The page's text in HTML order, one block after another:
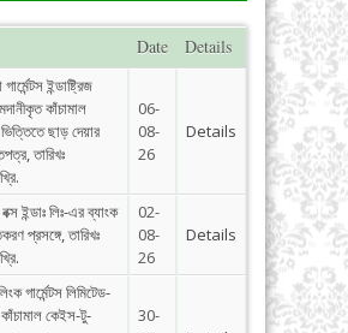
Date Details
ইন্ডাষ্ট্রিজ
কাঁচামাল
ছাড় দেয়ার
তারিখঃ
06-
08-
26
Details
বক্স ইন্ডাঃ লিঃ-এর ব্যাংক
প্রসঙ্গে, তারিখঃ
02-
08-
26
Details
গার্মেন্টস লিমিটেড-
কেইস-টু-
30-